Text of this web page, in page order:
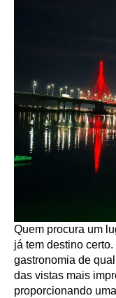
Quem procura um
já tem destino
gastronomia de
das vistas mais
proporcionando